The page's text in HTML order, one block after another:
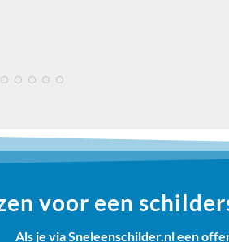
6 7 8 9 10
voor een
Als je via Sneleenschilder.nl een